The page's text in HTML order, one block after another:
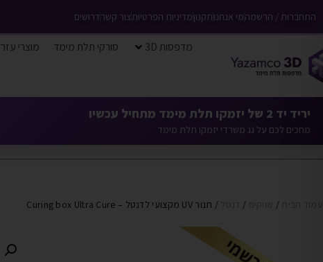
התחברות / הרשמהמי אנחנותקנוןמדיניות הפרטיות צור קשרדרושים
מדפסות 3D סורקי תלת מימד מוצרי עזר
יריד יד 2 של יזמקו תלת מימד מתחיל עכשיו
מחכים לכם על גג משרדי יזמקו תלת מימד
/
/ / תנור UV מקצועי לדנטל – Curing box Ultra Cure